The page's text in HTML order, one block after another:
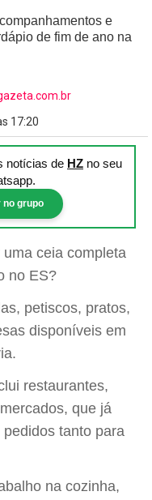
e
de fim de ano na
17:20
notícias de HZ no seu
no grupo
ceia completa
no ES?
petiscos, pratos,
disponíveis em
restaurantes,
que já
tanto para
na cozinha,